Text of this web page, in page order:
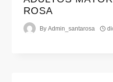
ROSA
By Admin_santarosa